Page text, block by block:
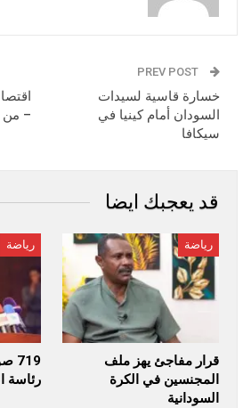
خسارة قاسية لسيدات
السودان أمام كينيا في
سيكافا
– من
قد يعجبك ايضا
رياضة
قرار مفاجئ يهز ملف
المجنسين في الكرة
السودانية
رياضة
رئاسة